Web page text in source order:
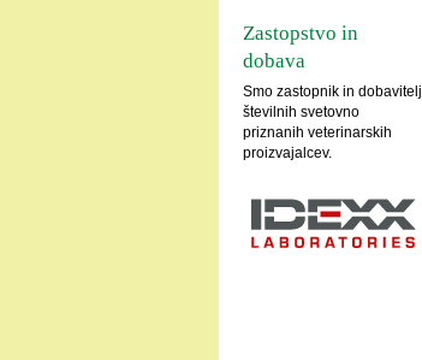
Zastopstvo in
dobava
Smo zastopnik in dobavitelj
številnih svetovno
priznanih veterinarskih
proizvajalcev.